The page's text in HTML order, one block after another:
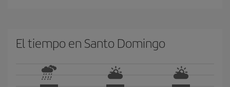
El tiempo en Santo Domingo